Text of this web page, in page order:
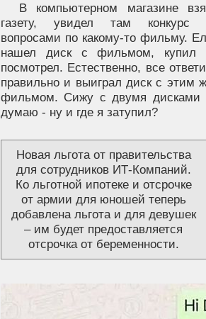
В компьютерном магазине
газету, увидел там конкурс
вопросами по какому-то фильму.
нашел диск с фильмом, купил
посмотрел. Естественно, все
правильно и выиграл диск с этим
фильмом. Сижу с двумя дисками
думаю - ну и где я затупил?
Новая льгота от правительства
для сотрудников ИТ-Компаний.
Ко льготной ипотеке и отсрочке
от армии для юношей теперь
добавлена льгота и для девушек
– им будет предоставляется
отсрочка от беременности.